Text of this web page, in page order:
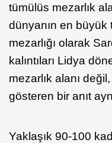
tümülüs mezarlık
dünyanın en büyük
mezarlığı olarak
kalıntıları Lidya
mezarlık alanı
gösteren bir anıt
Yaklaşık 90-100